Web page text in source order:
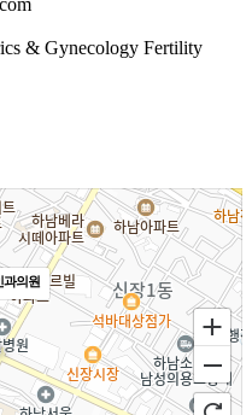
& Gynecology Fertility
과의원